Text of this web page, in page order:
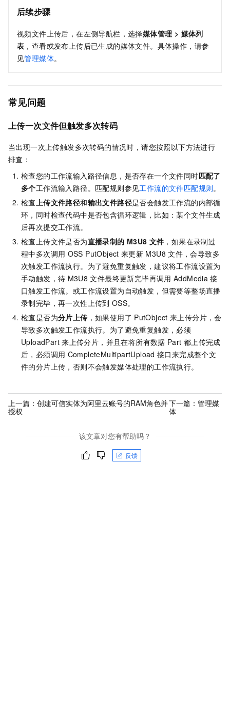
后续步骤
视频文件上传后，在左侧导航栏，选择媒体管理 > 媒体列
表 ，查看或发布上传后已生成的媒体文件。具体操作，请参
见管理媒体。
常见问题
上传一次文件但触发多次转码
当出现一次上传触发多次转码的情况时，请您按照以下方法进行
排查：
检查您的工作流输入路径信息，是否存在一个文件同时匹配了
多个工作流输入路径。匹配规则参见工作流的文件匹配规则。
检查上传文件路径和输出文件路径是否会触发工作流的内部循
环，同时检查代码中是否包含循环逻辑，比如：某个文件生成
后再次提交工作流。
检查上传文件是否为直播录制的 M3U8 文件 ，如果在录制过
程中多次调用 OSS PutObject 来更新 M3U8 文件，会导致多
次触发工作流执行。为了避免重复触发，建议将工作流设置为
手动触发，待 M3U8 文件最终更新完毕再调用 AddMedia 接
口触发工作流。或工作流设置为自动触发，但需要等整场直播
录制完毕，再一次性上传到 OSS。
检查是否为分片上传 ，如果使用了 PutObject 来上传分片，会
导致多次触发工作流执行。为了避免重复触发，必须
UploadPart 来上传分片，并且在将所有数据 Part 都上传完成
后，必须调用 CompleteMultipartUpload 接口来完成整个文
件的分片上传，否则不会触发媒体处理的工作流执行。
上一篇： 创建可信实体为阿里云账号的RAM角色并
授权
下一篇： 管理媒
体
该文章对您有帮助吗？
反馈